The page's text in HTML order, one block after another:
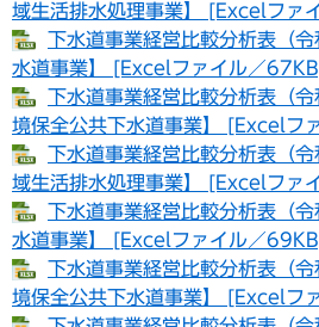
域生活排水処理事業】 [Excelファ
下水道事業経営比較分析表（
水道事業】 [Excelファイル／
下水道事業経営比較分析表（
境保全公共下水道事業】 [Excelフ
下水道事業経営比較分析表（
域生活排水処理事業】 [Excelファ
下水道事業経営比較分析表（
水道事業】 [Excelファイル／
下水道事業経営比較分析表（
境保全公共下水道事業】 [Excelフ